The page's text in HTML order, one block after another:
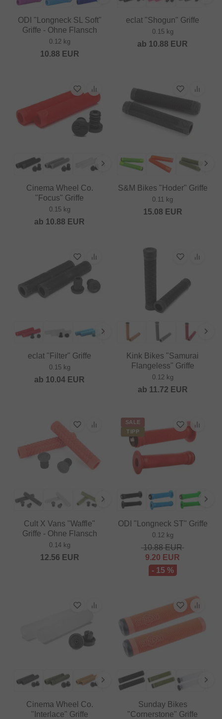
ODI "Longneck SL Soft"
Griffe - Ohne Flansch
0.12 kg
10.88 EUR
eclat "Shogun" Griffe
0.15 kg
ab 10.88 EUR
Cinema Wheel Co.
"Focus" Griffe
0.15 kg
ab 10.88 EUR
S&M Bikes "Hoder" Griffe
0.11 kg
15.08 EUR
eclat "Filter" Griffe
0.15 kg
ab 10.04 EUR
Kink Bikes "Samurai
Flangeless" Griffe
0.12 kg
ab 11.72 EUR
Cult X Vans "Waffle"
Griffe - Ohne Flansch
0.14 kg
12.56 EUR
SALE
TIPP
ODI "Longneck ST" Griffe
0.12 kg
10.88EUR
9.20 EUR
- 15 %
Cinema Wheel Co.
"Interlace" Griffe
Sunday Bikes
"Cornerstone" Griffe